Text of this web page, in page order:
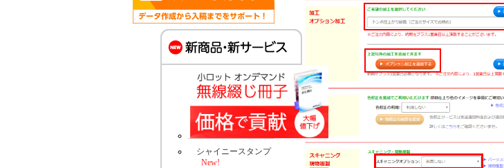
シャイニースタンプ
New!